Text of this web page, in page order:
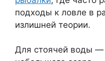
подходы к ловле в
излишней теории.
Для стоячей воды —